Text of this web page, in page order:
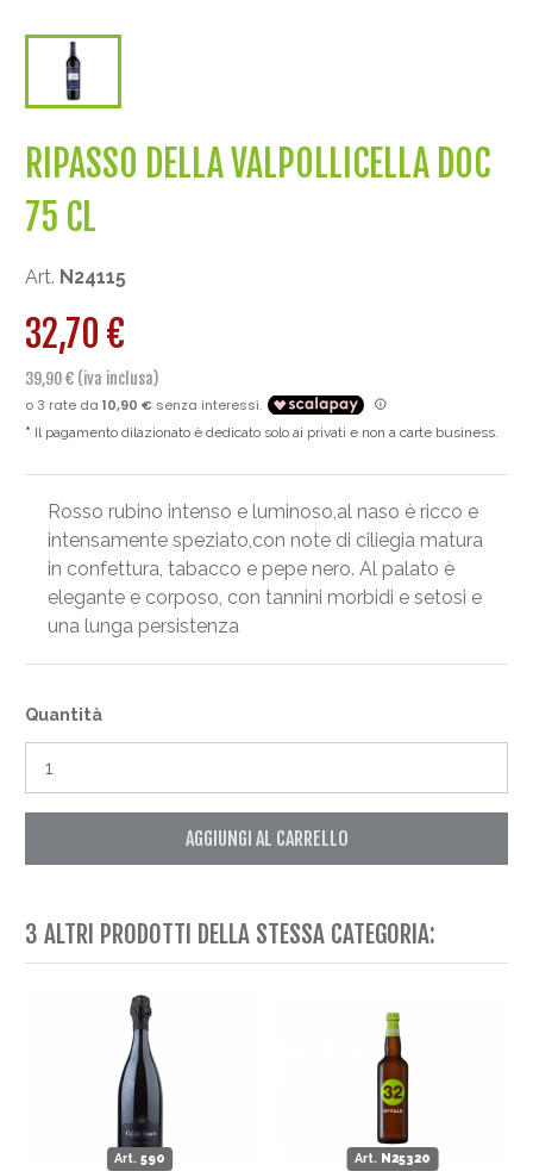
RIPASSO DELLA VALPOLLICELLA DOC
75 CL
Art. N24115
32,70 €
39,90 € (iva inclusa)
Il pagamento dilazionato è dedicato solo ai privati e non a carte business.
Rosso rubino intenso e luminoso,al naso è ricco e
intensamente speziato,con note di ciliegia matura
in confettura, tabacco e pepe nero. Al palato è
elegante e corposo, con tannini morbidi e setosi e
una lunga persistenza
Quantità
AGGIUNGI AL CARRELLO
3 ALTRI PRODOTTI DELLA STESSA CATEGORIA:
Art.590 Art. N25320